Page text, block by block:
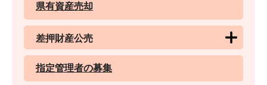
県有資産売却
差押財産公売
指定管理者の募集